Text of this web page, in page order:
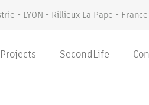
- LYON - Rillieux La Pape - France
SecondLife